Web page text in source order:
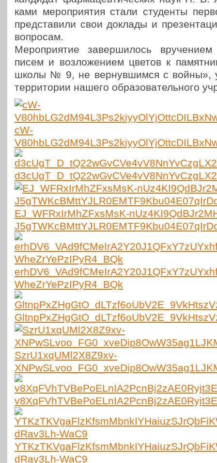
ка­ми меро­при­я­тия стали сту­ден­ты
пред­ста­ви­ли свои доклады и
вопросам.
Меро­при­я­тие завер­ши­лось вру­че­ни­ем
писем и воз­ло­же­ни­ем цветов к
школы № 9, не вер­нув­шим­ся с войны»,
тер­ри­то­рии нашего обра­зо­ва­тель­но­го
cW-
EJ_WFRxIrMhZFxsMsK-
WheZrYePzIPyR4_BQk
SzrU1xqUMl2X8Z9xv-
dRav3Lh-WaC9